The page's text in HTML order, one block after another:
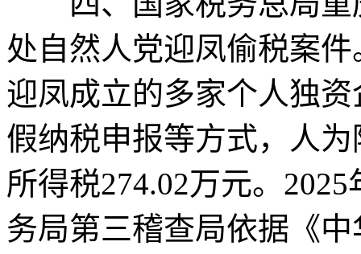
处自然人党迎凤偷税案
迎凤成立的多家个人独
假纳税申报等方式，人
所得税274.02万元。
务局第三稽查局依据《